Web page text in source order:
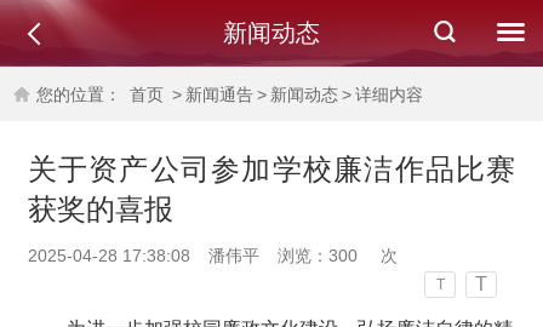
新闻动态
您的位置： 首页 > 新闻通告> 新闻动态>详细内容
关于资产公司参加学校廉洁作品比赛
获奖的喜报
2025-04-28 17:38:08 潘伟平 浏览： 300 次
T T